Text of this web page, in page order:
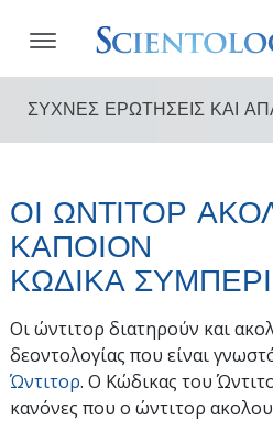
ΣΥΧΝΕΣ ΕΡΩΤΗΣΕΙΣ ΚΑΙ
ΟΙ ΩΝΤΙΤΟΡ
ΚΑΠΟΙΟΝ
ΚΩΔΙΚΑ
Οι ώντιτορ διατηρούν και
δεοντολογίας που είναι
Ώντιτορ. Ο Κώδικας του
κανόνες που ο ώντιτορ